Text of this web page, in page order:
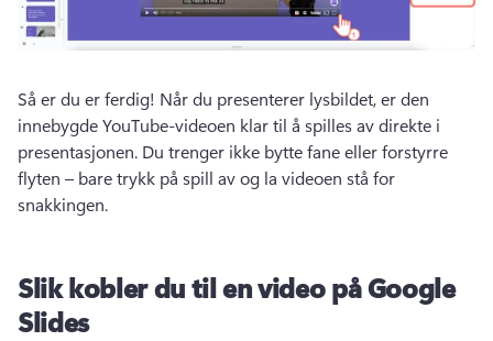
Så er du er ferdig! Når du presenterer lysbildet, er den
innebygde YouTube-videoen klar til å spilles av direkte i
presentasjonen. Du trenger ikke bytte fane eller forstyrre
flyten – bare trykk på spill av og la videoen stå for
snakkingen.
Slik kobler du til en video på Google
Slides